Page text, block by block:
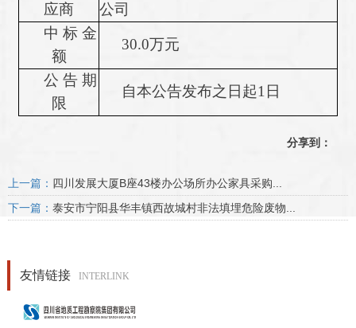
应商
公司
中 标 金
额
30.0万元
公 告 期
限
自本公告发布之日起1 日
分享到：
上一篇： 四川发展大厦B座43楼办公场所办公家具采购...
下一篇： 泰安市宁阳县华丰镇西故城村非法填埋危险废物...
友情链接 INTERLINK